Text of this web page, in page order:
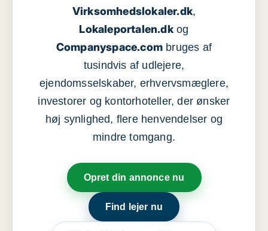
Virksomhedslokaler.dk,
Lokaleportalen.dkog
Companyspace.com bruges af
tusindvis af udlejere,
ejendomsselskaber, erhvervsmæglere,
investorer og kontorhoteller, der ønsker
høj synlighed, flere henvendelser og
mindre tomgang.
Opret din annonce nu
Find lejer nu